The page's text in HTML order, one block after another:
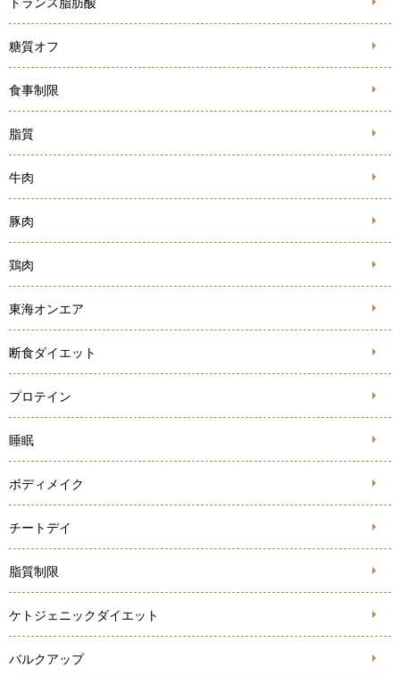
糖質オフ
食事制限
脂質
牛肉
豚肉
鶏肉
東海オンエア
断食ダイエット
プロテイン
睡眠
ボディメイク
チートデイ
脂質制限
ケトジェニックダイエット
バルクアップ